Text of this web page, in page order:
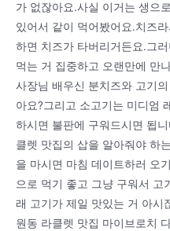
가 없잖아요.사실 이거는 생으
있어서 같이 먹어봤어요.치즈
하면 치즈가 타버리거든요.그
먹는 거 집중하고 오랜만에 만
사장님 배우신 분치즈와 고기
아요?그리고 소고기는 미디엄
하시면 불판에 구워드시면 됩
클렛 맛집의 삽을 알아줘야 하
을 마시면 마침 데이트하러 오
으로 먹기 좋고 그냥 구워서 고
래 고기가 제일 맛있는 거 아시
원동 라클렛 맛집 마이브로치